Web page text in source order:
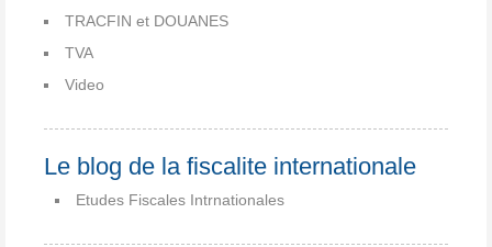
TRACFIN et DOUANES
TVA
Video
Le blog de la fiscalite internationale
Etudes Fiscales Intrnationales